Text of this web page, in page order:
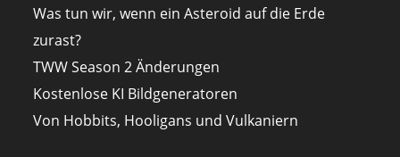
Was tun wir, wenn ein Asteroid auf die Erde
zurast?
TWW Season 2 Änderungen
Kostenlose KI Bildgeneratoren
Von Hobbits, Hooligans und Vulkaniern